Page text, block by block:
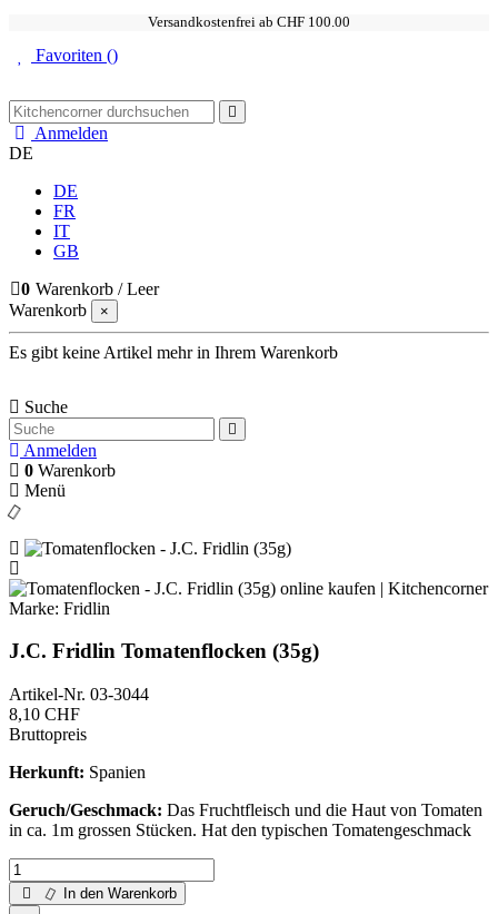
Versandkostenfrei ab CHF 100.00
Favoriten ()
Anmelden
DE
DE
FR
IT
GB
0 Warenkorb /Leer
Warenkorb
×
Es gibt keine Artikel mehr in Ihrem Warenkorb
Suche
Anmelden
0 Warenkorb
Menü
Marke: Fridlin
J.C. Fridlin Tomatenflocken (35g)
Artikel-Nr. 03-3044
8,10 CHF
Bruttopreis
Herkunft: Spanien
Geruch/Geschmack: Das Fruchtfleisch und die Haut von Tomaten
in ca. 1m grossen Stücken. Hat den typischen Tomatengeschmack
In den Warenkorb